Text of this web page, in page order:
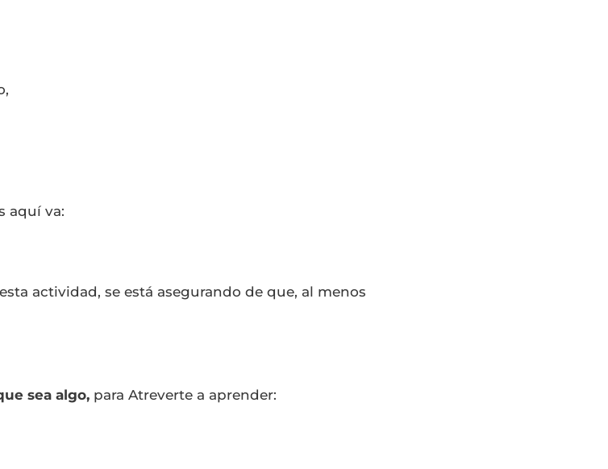
aquí va:
actividad, se está asegurando de que, al menos
sea algo, para Atreverte a aprender: